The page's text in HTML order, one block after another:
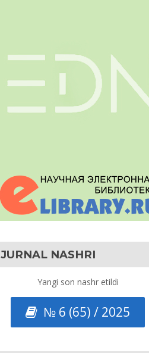
JURNAL NASHRI
Yangi son nashr etildi
№ 6 (65) / 2025